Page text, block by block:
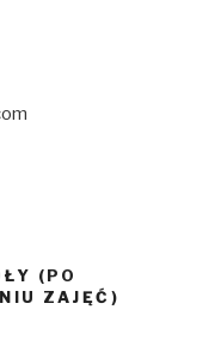
(PO
ZAJĘĆ)